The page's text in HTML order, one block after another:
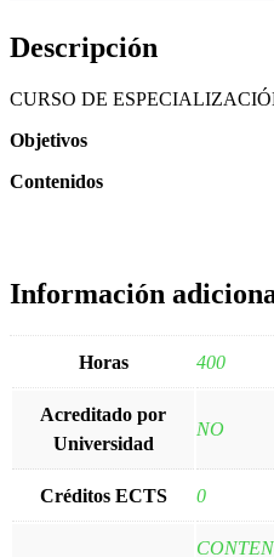
Descripción
CURSO DE
Objetivos
Contenidos
Información
Horas 400
Acreditado por
Universidad
NO
Créditos ECTS 0